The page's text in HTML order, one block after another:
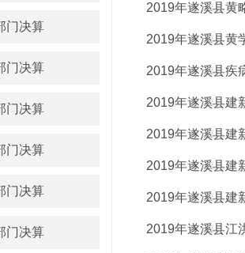
门决算
门决算
门决算
门决算
门决算
门决算
2019年遂溪县黄
2019年遂溪县黄
2019年遂溪县疾
2019年遂溪县建
2019年遂溪县建
2019年遂溪县建
2019年遂溪县建
2019年遂溪县江